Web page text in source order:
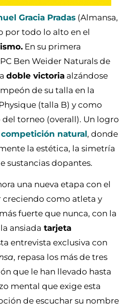
Gracia Pradas (Almansa,
por todo lo alto en el
En su primera
Ben Weider Naturals de
doble victoria alzándose
de su talla en la
(talla B) y como
torneo (overall). Un logro
competición natural, donde
la estética, la simetría
sustancias dopantes.
una nueva etapa con el
como atleta y
fuerte que nunca, con la
ansiada tarjeta
entrevista exclusiva con
, repasa los más de tres
que le han llevado hasta
mental que exige esta
de escuchar su nombre